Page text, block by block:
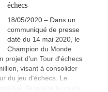
échecs
18/05/2020 – Dans un
communiqué de presse
daté du 14 mai 2020, le
Champion du Monde
projet d'un Tour d'échecs
visant à consolider
du jeu d'échecs. Le
de quatre tournois,